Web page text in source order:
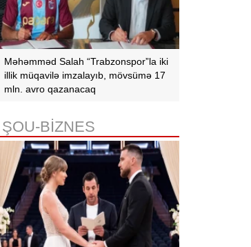
Məhəmməd Salah “Trabzonspor”la iki
illik müqavilə imzalayıb, mövsümə 17
mln. avro qazanacaq
ŞOU-BİZNES